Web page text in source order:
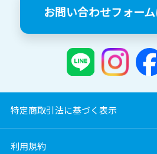
お問い合わせフォー
特定商取引法に基づく表示
利用規約